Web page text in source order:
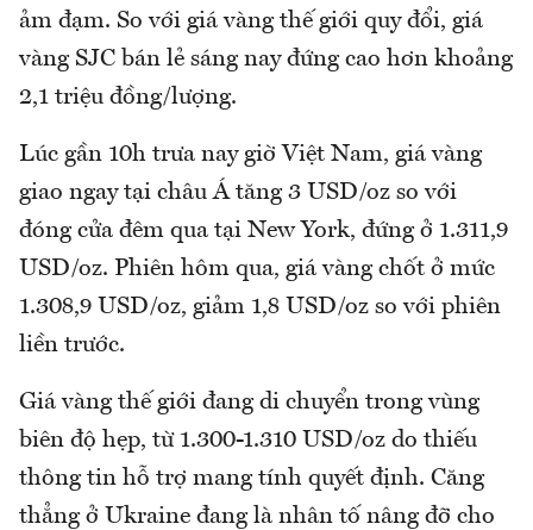
ảm đạm. So với giá vàng thế giới quy đổi, giá
vàng SJC bán lẻ sáng nay đứng cao hơn khoảng
2,1 triệu đồng/lượng.
Lúc gần 10h trưa nay giờ Việt Nam, giá vàng
giao ngay tại châu Á tăng 3 USD/oz so với
đóng cửa đêm qua tại New York, đứng ở 1.311,9
USD/oz. Phiên hôm qua, giá vàng chốt ở mức
1.308,9 USD/oz, giảm 1,8 USD/oz so với phiên
liền trước.
Giá vàng thế giới đang di chuyển trong vùng
biên độ hẹp, từ 1.300-1.310 USD/oz do thiếu
thông tin hỗ trợ mang tính quyết định. Căng
thẳng ở Ukraine đang là nhân tố nâng đỡ cho